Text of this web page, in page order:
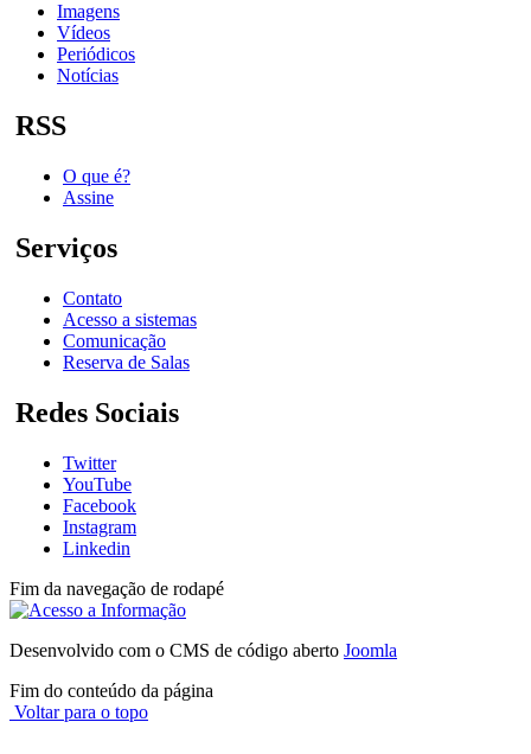
Imagens
Vídeos
Periódicos
Notícias
RSS
O que é?
Assine
Serviços
Contato
Acesso a sistemas
Comunicação
Reserva de Salas
Redes Sociais
Twitter
YouTube
Facebook
Instagram
Linkedin
Fim da navegação de rodapé
Desenvolvido com o CMS de código aberto Joomla
Fim do conteúdo da página
Voltar para o topo